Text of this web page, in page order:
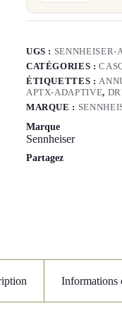
UGS :
CATÉGORIES :
ÉTIQUETTES :
APTX-ADAPTIVE,
MARQUE :
Marque
Sennheiser
Partagez
Informations